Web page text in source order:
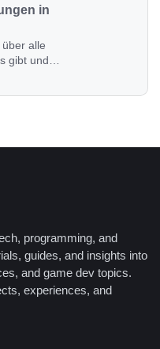
in
alle
gibt und
programming, and
guides, and insights into
and game dev topics.
experiences, and